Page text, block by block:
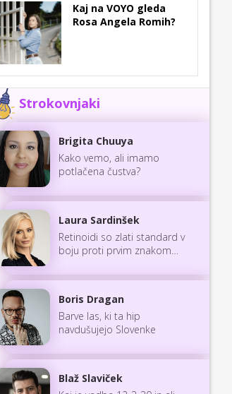
Kaj na VOYO gleda
Rosa Angela Romih?
Strokovnjaki
Brigita Chuuya
Kako vemo, ali imamo
potlačena čustva?
Laura Sardinšek
Retinoidi so zlati standard v
boju proti prvim znakom
Boris Dragan
Barve las, ki ta hip
navdušujejo Slovenke
Blaž Slaviček